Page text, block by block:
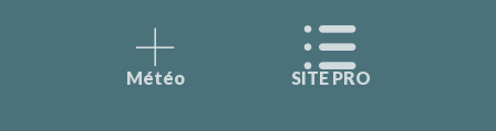
Météo SITE PRO